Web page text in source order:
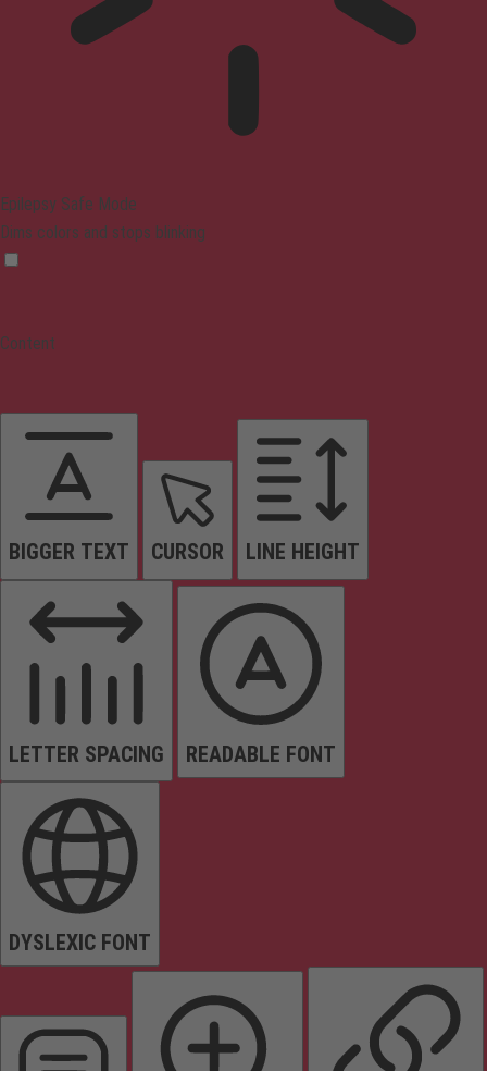
Epilepsy Safe Mode
Dims colors and stops blinking
Content
BIGGER TEXT CURSOR LINE HEIGHT
LETTER SPACING READABLE FONT
DYSLEXIC FONT